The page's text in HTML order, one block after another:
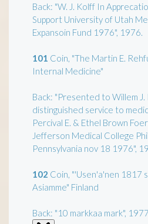
Back: "W. J. Kolff In
Support University of Utah
Expansoin Fund 1976", 1976.
101 Coin, "The Martin E.
Internal Medicine"
Back: "Presented to Willem
distinguished service to
Percival E. & Ethel Brown
Jefferson Medical College
Pennsylvania nov 18 1976",
102 Coin, "'Usen'a'nen 1817
Asiamme" Finland
Back: "10 markkaa mark", 1977.